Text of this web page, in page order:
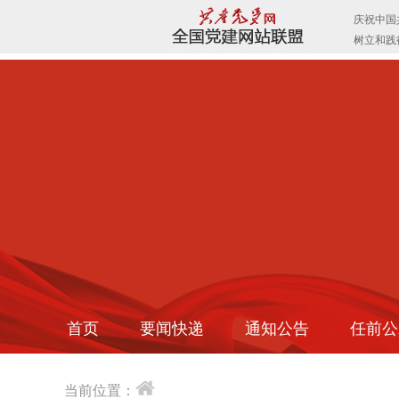
首页 要闻快递 通知公告 任前
当前位置：